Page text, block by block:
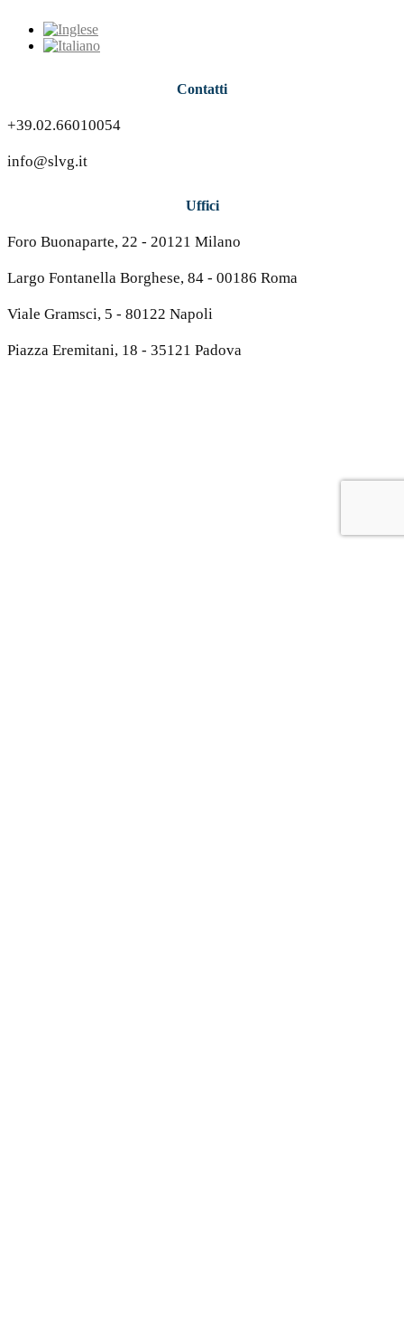
Contatti
+39.02.66010054
info@slvg.it
Uffici
Foro Buonaparte, 22 - 20121 Milano
Largo Fontanella Borghese, 84 - 00186 Roma
Viale Gramsci, 5 - 80122 Napoli
Piazza Eremitani, 18 - 35121 Padova